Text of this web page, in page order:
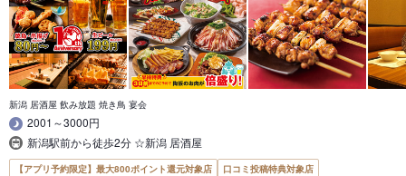
新潟 居酒屋 飲み放題 焼き鳥 宴会
2001～3000円
新潟駅前から徒歩2分 ☆新潟 居酒屋
【アプリ予約限定】最大800ポイント還元対象店
口コミ投稿特典対象店